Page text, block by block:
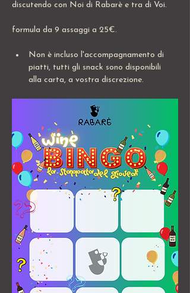
discutendo con Noi di Rabarè e tra di Voi.
formula da 9 assaggi a 25€.
Non è incluso l'accompagnamento di
piatti, tutti gli snack sono disponibili
alla carta, a vostra discrezione.